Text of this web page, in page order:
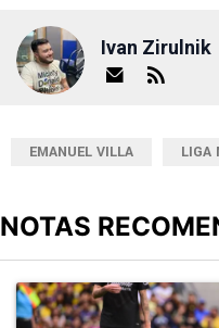
Ivan Zirulnik
EMANUEL VILLA LIGA
NOTAS
Un artículo de tendencia